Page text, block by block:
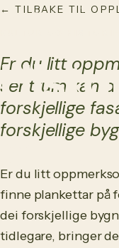
NO / EN
← TILBAKE TIL
Er du litt
sentrum kan
forskjellige
forskjellige
Er du litt
finne plankettar på
dei forskjellige
tidlegare, bringer